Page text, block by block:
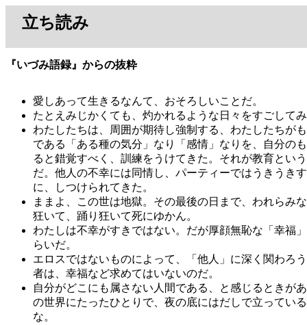
立ち読み
『いづみ語録』からの抜粋
愛しあって生きるなんて、おそろしいことだ。
たとえみじかくても、灼かれるような日々をすごして
わたしたちは、周囲が期待し強制する、わたしたちが
である「ある種の気分」なり「感情」なりを、自分の
ると錯覚すべく、訓練をうけてきた。それが教育とい
だ。他人の不幸には同情し、パーティーではうきうき
に、しつけられてきた。
ままよ、この世は地獄。その最後の日まで、われらみ
狂いて、踊り狂いて死にゆかん。
わたしは不幸がすきではない。だが厚顔無恥な「幸福
らいだ。
エロスではないものによって、「他人」に深く関わろ
者は、幸福など求めてはいないのだ。
自分がどこにも属さない人間である、と感じるときが
の世界にたったひとりで、夜の底にはだしで立ってい
な。